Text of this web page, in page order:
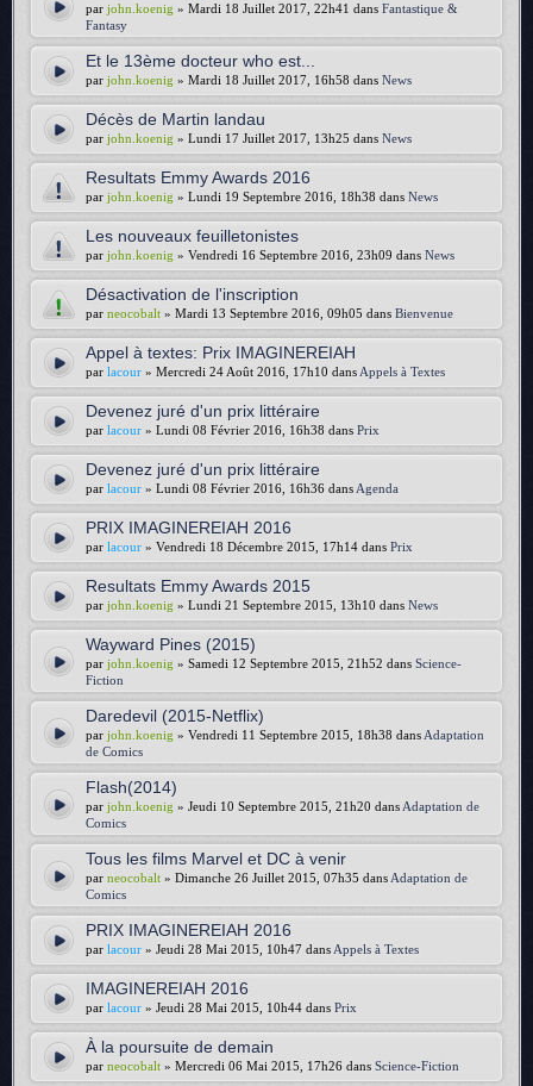
par john.koenig » Mardi 18 Juillet 2017, 22h41 dans Fantastique &
Fantasy
Et le 13ème docteur who est...
par john.koenig » Mardi 18 Juillet 2017, 16h58 dans News
Décès de Martin landau
par john.koenig » Lundi 17 Juillet 2017, 13h25 dans News
Resultats Emmy Awards 2016
par john.koenig » Lundi 19 Septembre 2016, 18h38 dans News
Les nouveaux feuilletonistes
par john.koenig » Vendredi 16 Septembre 2016, 23h09 dans News
Désactivation de l'inscription
par neocobalt » Mardi 13 Septembre 2016, 09h05 dans Bienvenue
Appel à textes: Prix IMAGINEREIAH
par lacour » Mercredi 24 Août 2016, 17h10 dans Appels à Textes
Devenez juré d'un prix littéraire
par lacour » Lundi 08 Février 2016, 16h38 dans Prix
Devenez juré d'un prix littéraire
par lacour » Lundi 08 Février 2016, 16h36 dans Agenda
PRIX IMAGINEREIAH 2016
par lacour » Vendredi 18 Décembre 2015, 17h14 dans Prix
Resultats Emmy Awards 2015
par john.koenig » Lundi 21 Septembre 2015, 13h10 dans News
Wayward Pines (2015)
par john.koenig » Samedi 12 Septembre 2015, 21h52 dans Science-
Fiction
Daredevil (2015-Netflix)
par john.koenig » Vendredi 11 Septembre 2015, 18h38 dans Adaptation
de Comics
Flash(2014)
par john.koenig » Jeudi 10 Septembre 2015, 21h20 dans Adaptation de
Comics
Tous les films Marvel et DC à venir
par neocobalt » Dimanche 26 Juillet 2015, 07h35 dans Adaptation de
Comics
PRIX IMAGINEREIAH 2016
par lacour » Jeudi 28 Mai 2015, 10h47 dans Appels à Textes
IMAGINEREIAH 2016
par lacour » Jeudi 28 Mai 2015, 10h44 dans Prix
À la poursuite de demain
par neocobalt » Mercredi 06 Mai 2015, 17h26 dans Science-Fiction